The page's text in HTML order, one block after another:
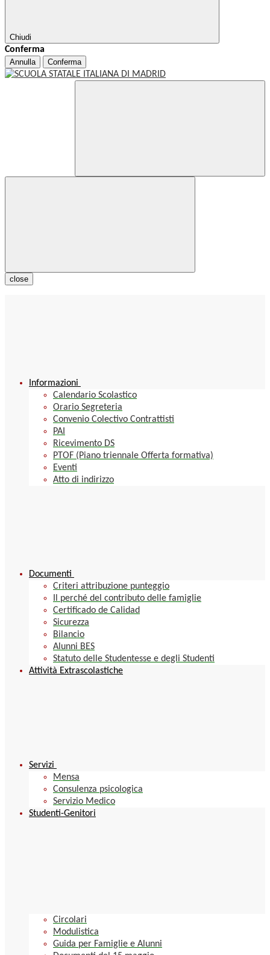
Chiudi
Conferma
Annulla Conferma
close
Informazioni
Calendario Scolastico
Orario Segreteria
Convenio Colectivo Contrattisti
PAI
Ricevimento DS
PTOF (Piano triennale Offerta formativa)
Eventi
Atto di indirizzo
Documenti
Criteri attribuzione punteggio
Il perché del contributo delle famiglie
Certificado de Calidad
Sicurezza
Bilancio
Alunni BES
Statuto delle Studentesse e degli Studenti
Attività Extrascolastiche
Servizi
Mensa
Consulenza psicologica
Servizio Medico
Studenti-Genitori
Circolari
Modulistica
Guida per Famiglie e Alunni